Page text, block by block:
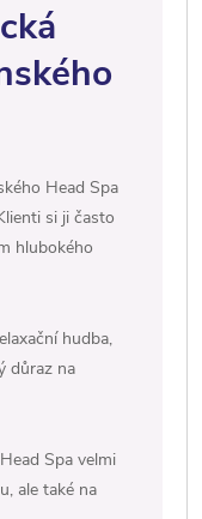
Head Spa
si ji často
hlubokého
hudba,
důraz na
Spa velmi
ale také na